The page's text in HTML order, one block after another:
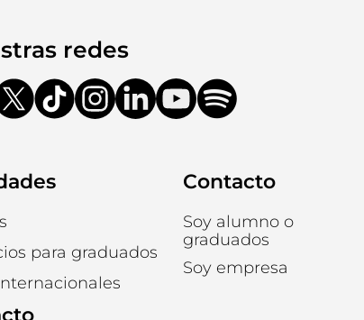
redes
para graduados
Contacto
Soy alumno o
graduados
Soy empresa